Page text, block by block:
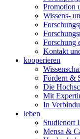
Promotion
Wissens-
Forschung
Kontakt
kooperieren
Fördern &
Die
Mit
In
leben
Studienort
Mensa &